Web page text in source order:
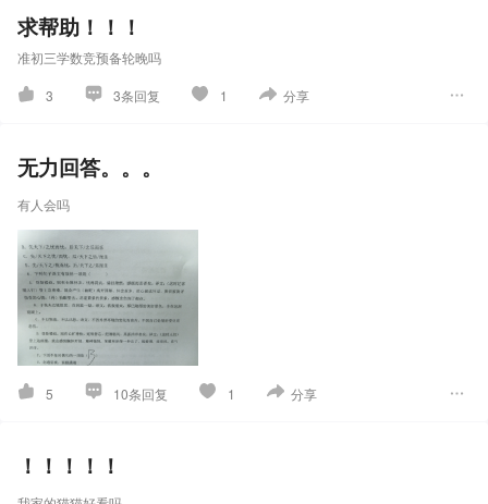
5：25：打和平（锻炼应激能力）剩下时间睡觉然后开启新的
一天
求帮助！！！
准初三学数竞预备轮晚吗
3 3条回复 1 分享
无力回答。。。
有人会吗
5 10条回复 1 分享
！！！！！